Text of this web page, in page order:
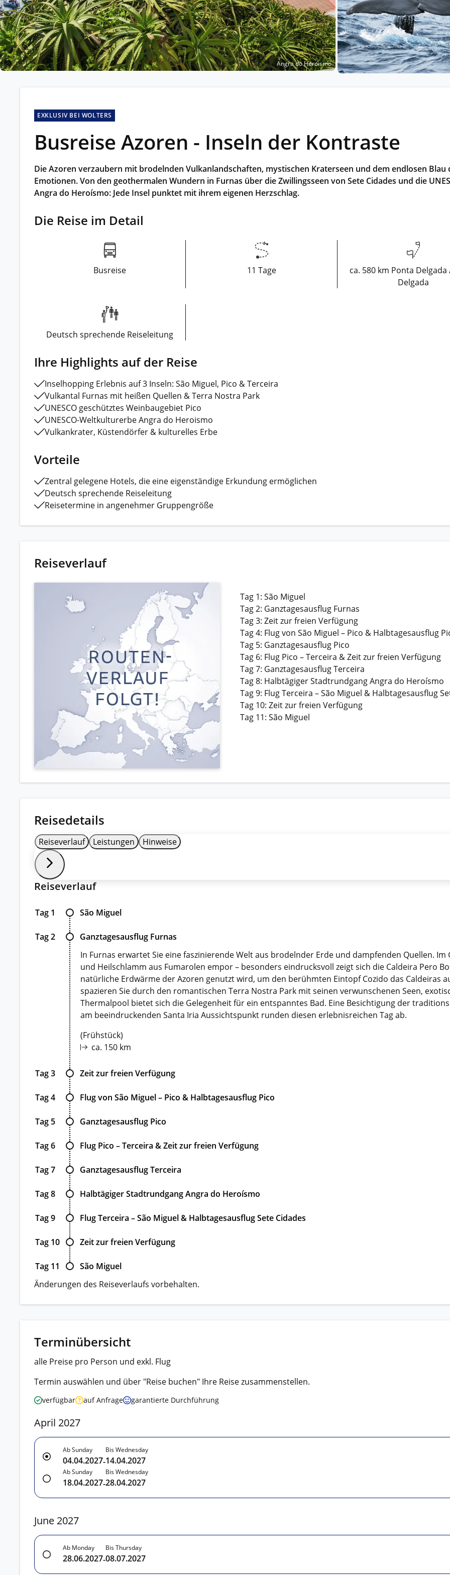
Kleingruppenreisen
Reisen in kleinen Gruppen mit max. 18
Teilnehmern – persönlich, intensiv und
entspannt.
Alle Gruppenreisen
Eine Stadt als Ausgangspunkt für spannende
Erkundungen und Ausflüge in die Umgebung.
Alle Autoreisen & mehr
Landausflüge
Sehenswürdigkeiten an Land
Alle Schiffsreisen
Angra do Heroismo
EXKLUSIV BEI WOLTERS
Busreise Azoren - Inseln der Kontraste
Die Azoren verzaubern mit brodelnden Vulkanlandschaften, mystischen Kraterseen und dem endlosen
Emotionen. Von den geothermalen Wundern in Furnas über die Zwillingsseen von Sete Cidades und die
Angra do Heroísmo: Jede Insel punktet mit ihrem eigenen Herzschlag.
Die Reise im Detail
Busreise 11 Tage
ca. 580 km Ponta
Delgada
Deutsch sprechende Reiseleitung
Ihre Highlights auf der Reise
Inselhopping Erlebnis auf 3 Inseln: São Miguel, Pico & Terceira
Vulkantal Furnas mit heißen Quellen & Terra Nostra Park
UNESCO geschütztes Weinbaugebiet Pico
UNESCO-Weltkulturerbe Angra do Heroismo
Vulkankrater, Küstendörfer & kulturelles Erbe
Vorteile
Zentral gelegene Hotels, die eine eigenständige Erkundung ermöglichen
Deutsch sprechende Reiseleitung
Reisetermine in angenehmer Gruppengröße
Reiseverlauf
Tag 1: São Miguel
Tag 2: Ganztagesausflug Furnas
Tag 3: Zeit zur freien Verfügung
Tag 4: Flug von São Miguel – Pico & Halbtagesausflug
Tag 5: Ganztagesausflug Pico
Tag 6: Flug Pico – Terceira & Zeit zur freien Verfügung
Tag 7: Ganztagesausflug Terceira
Tag 8: Halbtägiger Stadtrundgang Angra do Heroísmo
Tag 9: Flug Terceira – São Miguel & Halbtagesausflug
Tag 10: Zeit zur freien Verfügung
Tag 11: São Miguel
Reisedetails
Reiseverlauf Leistungen Hinweise
Reiseverlauf
Tag 1 São Miguel
Tag 2
Ganztagesausflug Furnas
In Furnas erwartet Sie eine faszinierende Welt aus brodelnder Erde und dampfenden Quellen.
und Heilschlamm aus Fumarolen empor – besonders eindrucksvoll zeigt sich die Caldeira Pero
natürliche Erdwärme der Azoren genutzt wird, um den berühmten Eintopf Cozido das Caldeiras
spazieren Sie durch den romantischen Terra Nostra Park mit seinen verwunschenen Seen,
Thermalpool bietet sich die Gelegenheit für ein entspanntes Bad. Eine Besichtigung der
am beeindruckenden Santa Iria Aussichtspunkt runden diesen erlebnisreichen Tag ab.
(Frühstück)
ca. 150 km
Tag 3 Zeit zur freien Verfügung
Tag 4 Flug von São Miguel – Pico & Halbtagesausflug Pico
Tag 5 Ganztagesausflug Pico
Tag 6 Flug Pico – Terceira & Zeit zur freien Verfügung
Tag 7 Ganztagesausflug Terceira
Tag 8 Halbtägiger Stadtrundgang Angra do Heroísmo
Tag 9 Flug Terceira – São Miguel & Halbtagesausflug Sete Cidades
Tag 10 Zeit zur freien Verfügung
Tag 11
São Miguel
Änderungen des Reiseverlaufs vorbehalten.
Terminübersicht
alle Preise pro Person und exkl. Flug
Termin auswählen und über "Reise buchen" Ihre Reise zusammenstellen.
verfügbar auf Anfrage garantierte Durchführung
April 2027
Ab Sunday
04.04.2027-
Bis Wednesday
14.04.2027
Ab Sunday
18.04.2027-
Bis Wednesday
28.04.2027
June 2027
Ab Monday
28.06.2027-
Bis Thursday
08.07.2027